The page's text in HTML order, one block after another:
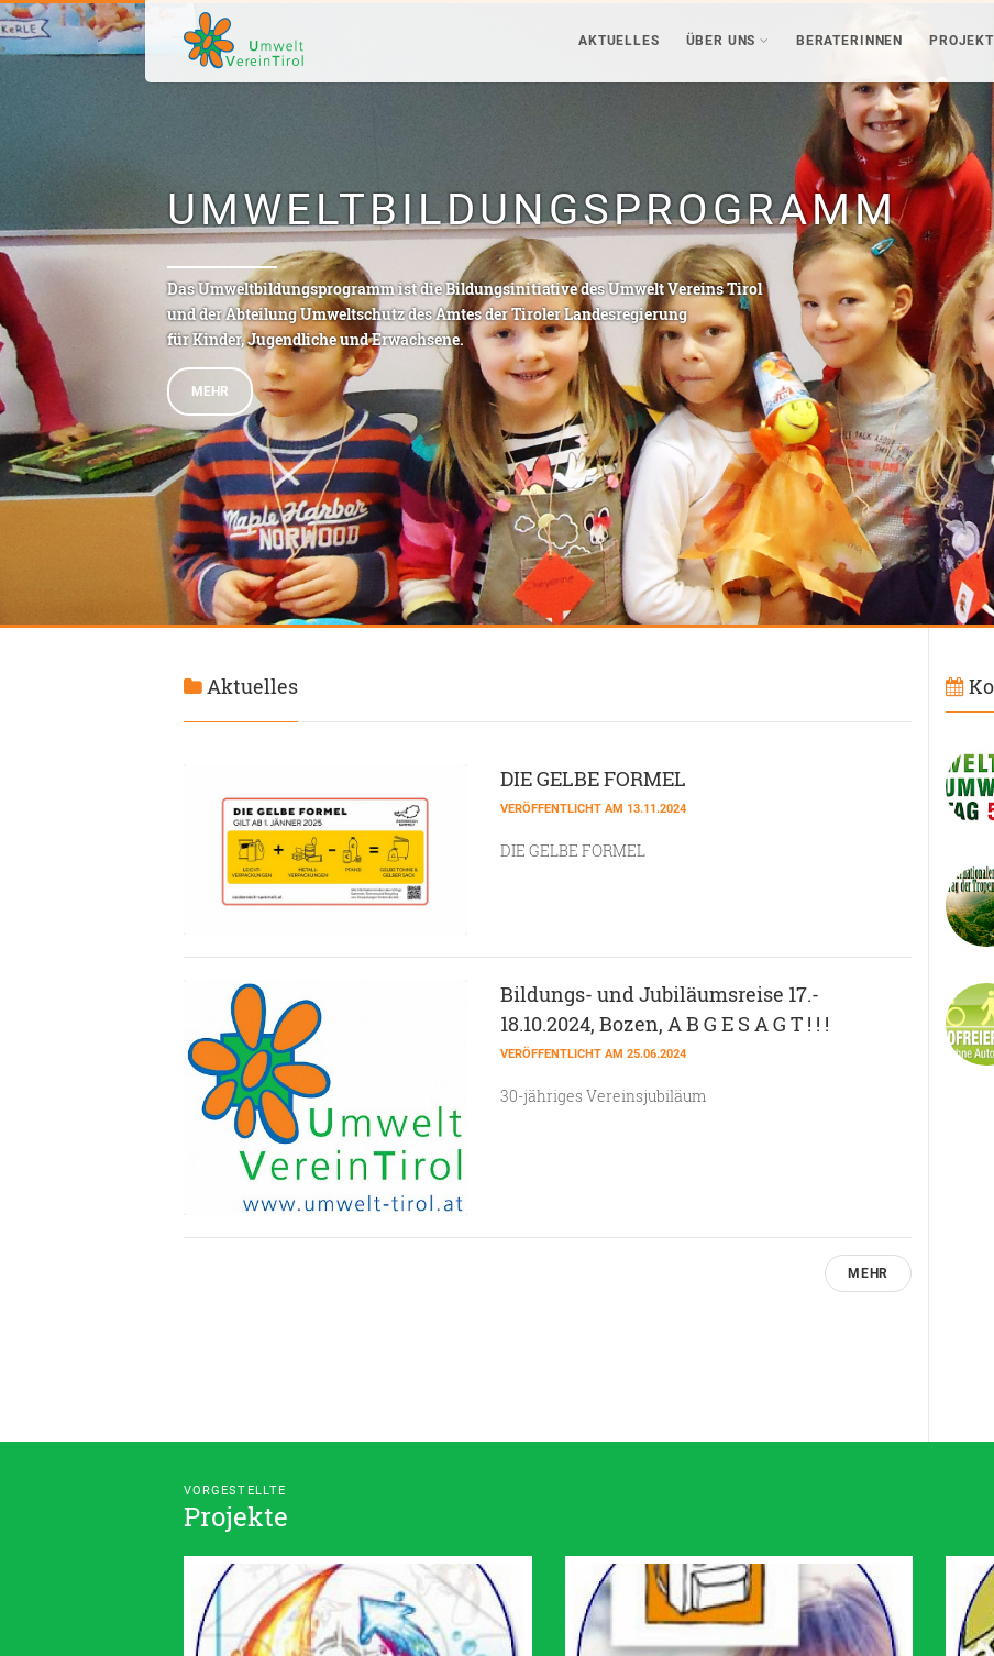
AKTUELLES ÜBER UNS BERATERINNEN
UMWELTBILDUNGSPROGRAMM
Das Umweltbildungsprogramm ist die Bildungsinitiative des Umwelt Vereins Tirol
und der Abteilung Umweltschutz des Amtes der Tiroler Landesregierung
für Kinder, Jugendliche und Erwachsene.
MEHR
Aktuelles
DIE GELBE FORMEL
VERÖFFENTLICHT AM 13.11.2024
DIE GELBE FORMEL
Bildungs- und Jubiläumsreise 17.-
18.10.2024, Bozen, A B G E S A G T ! ! !
VERÖFFENTLICHT AM 25.06.2024
30-jähriges Vereinsjubiläum
MEHR
VORGESTELLTE
Projekte